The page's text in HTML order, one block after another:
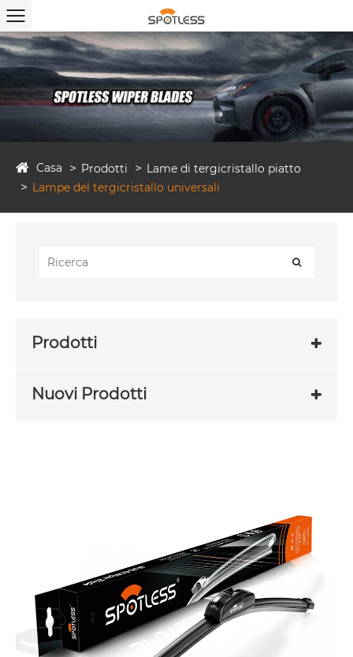
Casa Prodotti
Lame di tergicristallo piatto
Lampe del tergicristallo universali
Prodotti
Nuovi Prodotti